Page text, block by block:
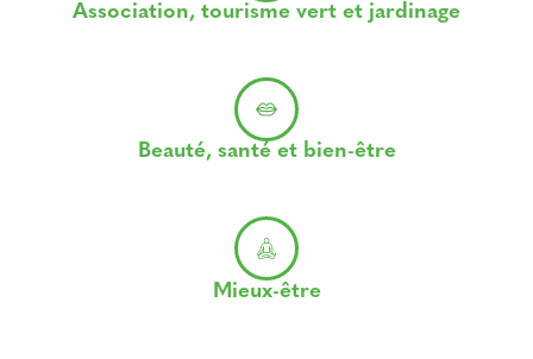
Association, tourisme vert et jardinage
Beauté, santé et bien-être
Mieux-être